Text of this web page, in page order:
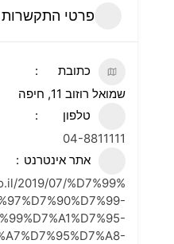
פרטי התקשרות
כתובת
שמואל רוזוב 11, חיפה
טלפון
04-8811111
אתר אינטרנט
2019/07/%D7%99%